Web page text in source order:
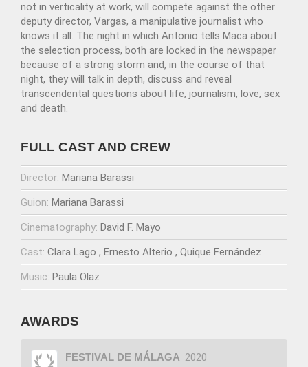
not in verticality at work, will compete against the other
deputy director, Vargas, a manipulative journalist who
knows it all. The night in which Antonio tells Maca about
the selection process, both are locked in the newspaper
because of a strong storm and, in the course of that
night, they will talk in depth, discuss and reveal
transcendental questions about life, journalism, love, sex
and death.
FULL CAST AND CREW
Director: Mariana Barassi
Guion: Mariana Barassi
Cinematography: David F. Mayo
Cast: Clara Lago Ernesto Alterio
Quique Fernández
Music: Paula Olaz
AWARDS
FESTIVAL DE MÁLAGA 2020